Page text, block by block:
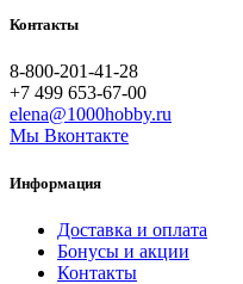
Контакты
8-800-201-41-28
+7 499 653-67-00
elena@1000hobby.ru
Мы Вконтакте
Информация
Доставка и оплата
Бонусы и акции
Контакты